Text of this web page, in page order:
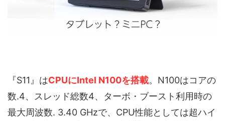
『S11』はCPUにIntel N100を搭載。N100はコアの
数.4、スレッド総数4、ターボ・ブースト利用時の
最大周波数. 3.40 GHzで、CPU性能としては超ハイ